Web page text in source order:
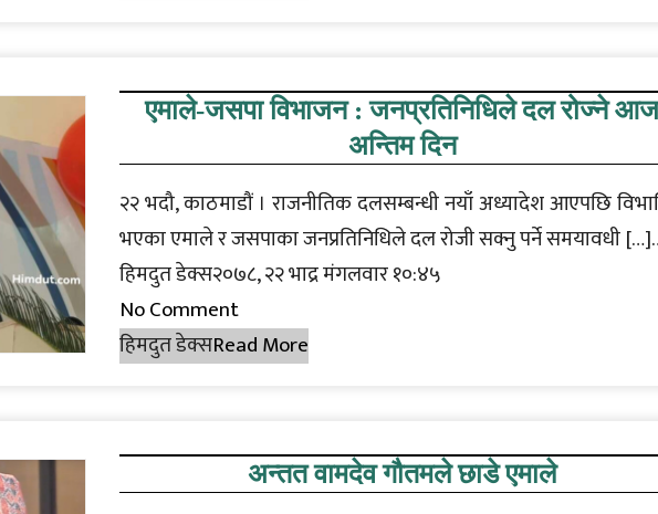
एमाले-जसपा विभाजन : जनप्रतिनिधिले दल रोज्ने
अन्तिम दिन
२२ भदौ, काठमाडौं । राजनीतिक दलसम्बन्धी नयाँ अध्यादेश आएपछि
भएका एमाले र जसपाका जनप्रतिनिधिले दल रोजी सक्नु पर्ने समयावधी
हिमदुत डेक्स२०७८, २२ भाद्र मंगलवार १०:४५
No Comment
हिमदुत डेक्सRead More
अन्तत वामदेव गौतमले छाडे एमाले